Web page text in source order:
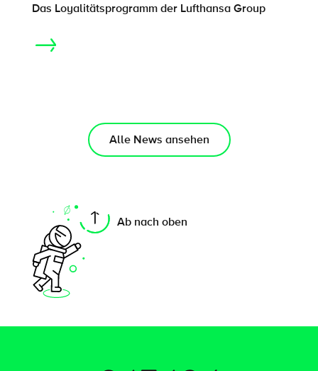
Das Loyalitätsprogramm der Lufthansa Group
Alle News ansehen
Ab nach oben